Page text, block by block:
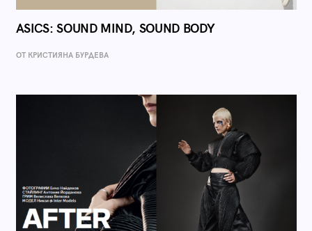
ASICS: SOUND MIND, SOUND BODY
ОТ КРИСТИЯНА БУРДЕВА